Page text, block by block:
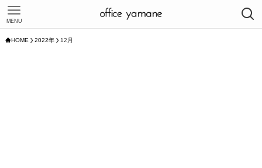
MENU
HOME 2022年 12月